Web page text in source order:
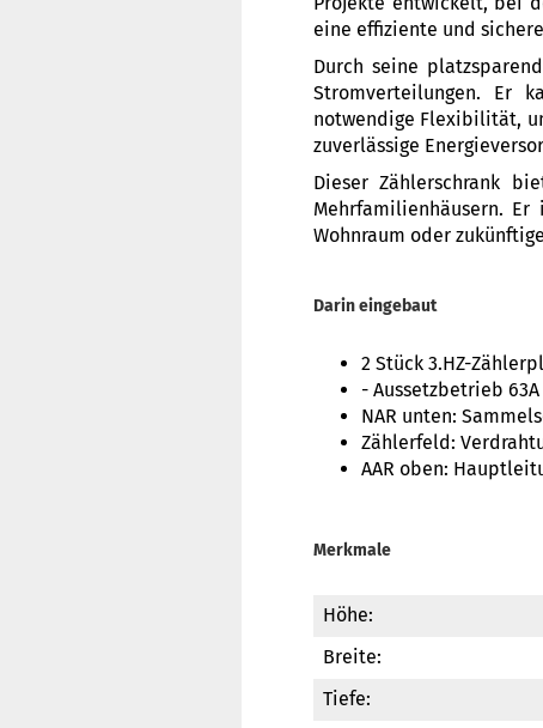
eine effiziente und
Durch seine
Stromverteilungen. Er
notwendige Flexibilität,
zuverlässige
Dieser Zählerschrank
Mehrfamilienhäusern.
Wohnraum oder
Darin eingebaut
2 Stück 3.HZ-
- Aussetzbetrieb
NAR unten:
Zählerfeld:
AAR oben:
Merkmale
Höhe:
Breite:
Tiefe: